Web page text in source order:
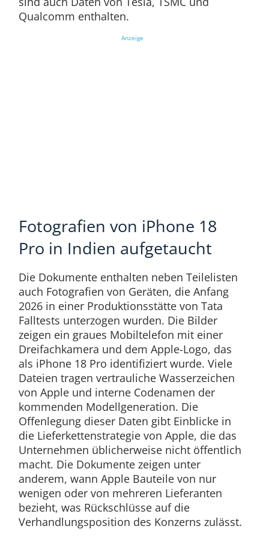
Qualcomm enthalten.
Anzeige
Fotografien von iPhone 18
Pro in Indien aufgetaucht
Die Dokumente enthalten neben Teilelisten
auch Fotografien von Geräten, die Anfang
2026 in einer Produktionsstätte von Tata
Falltests unterzogen wurden. Die Bilder
zeigen ein graues Mobiltelefon mit einer
Dreifachkamera und dem Apple-Logo, das
als iPhone 18 Pro identifiziert wurde. Viele
Dateien tragen vertrauliche Wasserzeichen
von Apple und interne Codenamen der
kommenden Modellgeneration. Die
Offenlegung dieser Daten gibt Einblicke in
die Lieferkettenstrategie von Apple, die das
Unternehmen üblicherweise nicht öffentlich
macht. Die Dokumente zeigen unter
anderem, wann Apple Bauteile von nur
wenigen oder von mehreren Lieferanten
bezieht, was Rückschlüsse auf die
Verhandlungsposition des Konzerns zulässt.